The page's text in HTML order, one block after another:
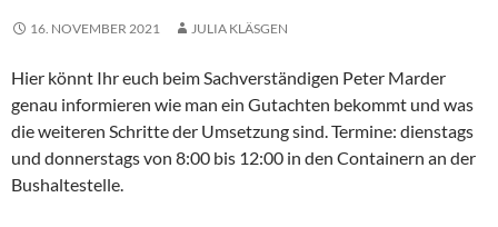
16. NOVEMBER 2021 JULIA KLÄSGEN
Hier könnt Ihreuch beim Sachverständigen Peter Marder
genau informieren wie man ein Gutachten bekommt und was
die weiteren Schritte der Umsetzung sind. Termine: dienstags
und donnerstags von 8:00 bis 12:00 in den Containern an der
Bushaltestelle.